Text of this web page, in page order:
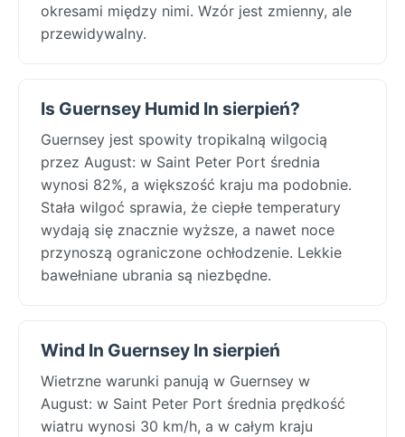
okresami między nimi. Wzór jest zmienny, ale
przewidywalny.
Is Guernsey Humid In sierpień?
Guernsey jest spowity tropikalną wilgocią
przez August: w Saint Peter Port średnia
wynosi 82%, a większość kraju ma podobnie.
Stała wilgoć sprawia, że ciepłe temperatury
wydają się znacznie wyższe, a nawet noce
przynoszą ograniczone ochłodzenie. Lekkie
bawełniane ubrania są niezbędne.
Wind In Guernsey In sierpień
Wietrzne warunki panują w Guernsey w
August: w Saint Peter Port średnia prędkość
wiatru wynosi 30 km/h, a w całym kraju